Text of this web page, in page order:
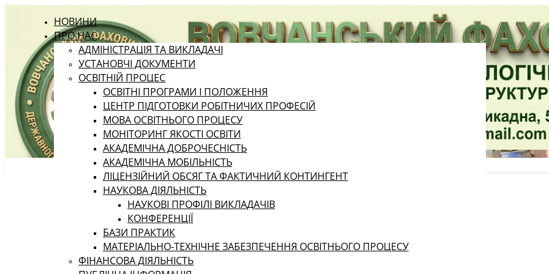
НОВИНИ
ПРО НАС
АДМІНІСТРАЦІЯ ТА ВИКЛАДАЧІ
УСТАНОВЧІ ДОКУМЕНТИ
ОСВІТНІЙ ПРОЦЕС
ОСВІТНІ ПРОГРАМИ І ПОЛОЖЕННЯ
ЦЕНТР ПІДГОТОВКИ РОБІТНИЧИХ ПРОФЕСІЙ
МОВА ОСВІТНЬОГО ПРОЦЕСУ
МОНІТОРИНГ ЯКОСТІ ОСВІТИ
АКАДЕМІЧНА ДОБРОЧЕСНІСТЬ
АКАДЕМІЧНА МОБІЛЬНІСТЬ
ЛІЦЕНЗІЙНИЙ ОБСЯГ ТА ФАКТИЧНИЙ КОНТИНГЕНТ
НАУКОВА ДІЯЛЬНІСТЬ
НАУКОВІ ПРОФІЛІ ВИКЛАДАЧІВ
КОНФЕРЕНЦІЇ
БАЗИ ПРАКТИК
МАТЕРІАЛЬНО-ТЕХНІЧНЕ ЗАБЕЗПЕЧЕННЯ ОСВІТНЬОГО ПРОЦЕСУ
ФІНАНСОВА ДІЯЛЬНІСТЬ